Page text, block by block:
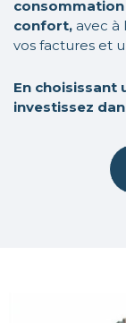
confort, avec à
vos factures et
En choisissant
investissez